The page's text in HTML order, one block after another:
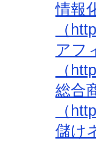
情報
（
アフ
（
総合
（
儲け